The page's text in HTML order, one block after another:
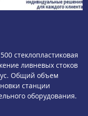
стеклопластиковая
ливневых стоков
Общий объем
станции
оборудования.